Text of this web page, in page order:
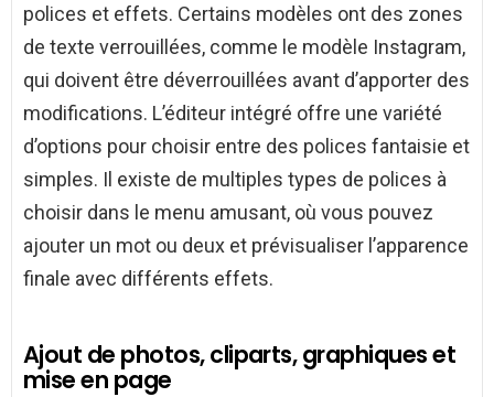
polices et effets. Certains modèles ont des zones
de texte verrouillées, comme le modèle Instagram,
qui doivent être déverrouillées avant d’apporter des
modifications. L’éditeur intégré offre une variété
d’options pour choisir entre des polices fantaisie et
simples. Il existe de multiples types de polices à
choisir dans le menu amusant, où vous pouvez
ajouter un mot ou deux et prévisualiser l’apparence
finale avec différents effets.
Ajout de photos, cliparts, graphiques et
mise en page